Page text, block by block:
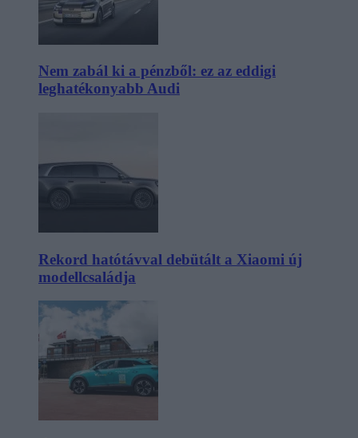
Nem zabál ki a pénzből: ez az eddigi
leghatékonyabb Audi
Rekord hatótávval debütált a Xiaomi új
modellcsaládja